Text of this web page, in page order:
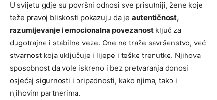
U svijetu gdje su površni odnosi sve prisutniji, žene koje
teže pravoj bliskosti pokazuju da je autentičnost,
razumijevanje i emocionalna povezanost ključ za
dugotrajne i stabilne veze. One ne traže savršenstvo, već
stvarnost koja uključuje i lijepe i teške trenutke. Njihova
sposobnost da vole iskreno i bez pretvaranja donosi
osjećaj sigurnosti i pripadnosti, kako njima, tako i
njihovim partnerima.